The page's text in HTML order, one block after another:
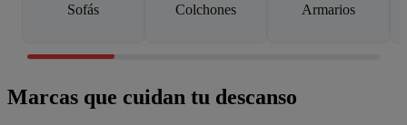
Sofás Colchones Armarios
Marcas que cuidan tu descanso